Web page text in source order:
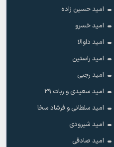
امید حسین زاده
امید خسرو
امید داوالا
امید راستین
امید رجبی
امید سعیدی و ربات ۲۹
امید سلطانی و فرشاد سخا
امید شیرودی
امید صادقی